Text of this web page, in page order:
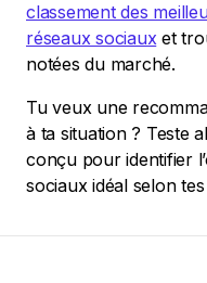
classement des
réseaux sociauxet
notées du marché.
Tu veux une
à ta situation ? Teste
conçu pour identifier
sociaux idéal selon